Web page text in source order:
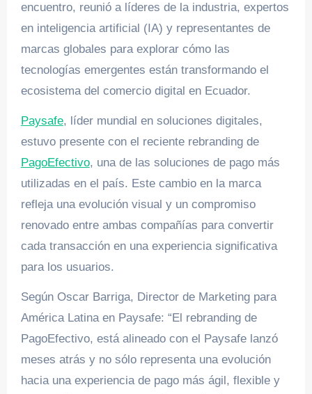
encuentro, reunió a líderes de la industria, expertos
en inteligencia artificial (IA) y representantes de
marcas globales para explorar cómo las
tecnologías emergentes están transformando el
ecosistema del comercio digital en Ecuador.
Paysafe, líder mundial en soluciones digitales,
estuvo presente con el reciente rebranding de
PagoEfectivo, una de las soluciones de pago más
utilizadas en el país. Este cambio en la marca
refleja una evolución visual y un compromiso
renovado entre ambas compañías para convertir
cada transacción en una experiencia significativa
para los usuarios.
Según Oscar Barriga, Director de Marketing para
América Latina en Paysafe: “El rebranding de
PagoEfectivo, está alineado con el Paysafe lanzó
meses atrás y no sólo representa una evolución
hacia una experiencia de pago más ágil, flexible y